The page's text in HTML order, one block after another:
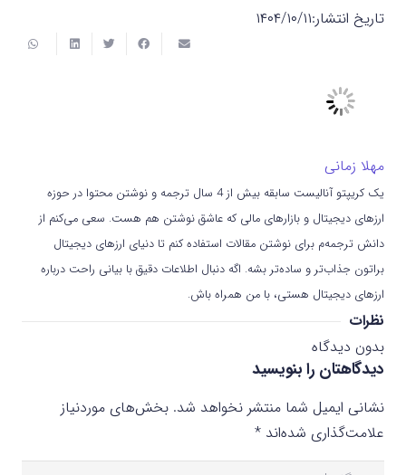
تاریخ انتشار:۱۴۰۴/۱۰/۱۱
مهلا زمانی
یک کریپتو آنالیست سابقه بیش از 4 سال ترجمه و نوشتن محتوا در حوزه
ارزهای دیجیتال و بازارهای مالی که عاشق نوشتن هم هست. سعی می‌کنم از
دانش ترجمه‌م برای نوشتن مقالات استفاده کنم تا دنیای ارزهای دیجیتال
براتون جذاب‌تر و ساده‌تر بشه. اگه دنبال اطلاعات دقیق با بیانی راحت درباره
ارزهای دیجیتال هستی، با من همراه باش.
نظرات
بدون دیدگاه
دیدگاهتان را بنویسید
نشانی ایمیل شما منتشر نخواهد شد. بخش‌های موردنیاز
علامت‌گذاری شده‌اند *